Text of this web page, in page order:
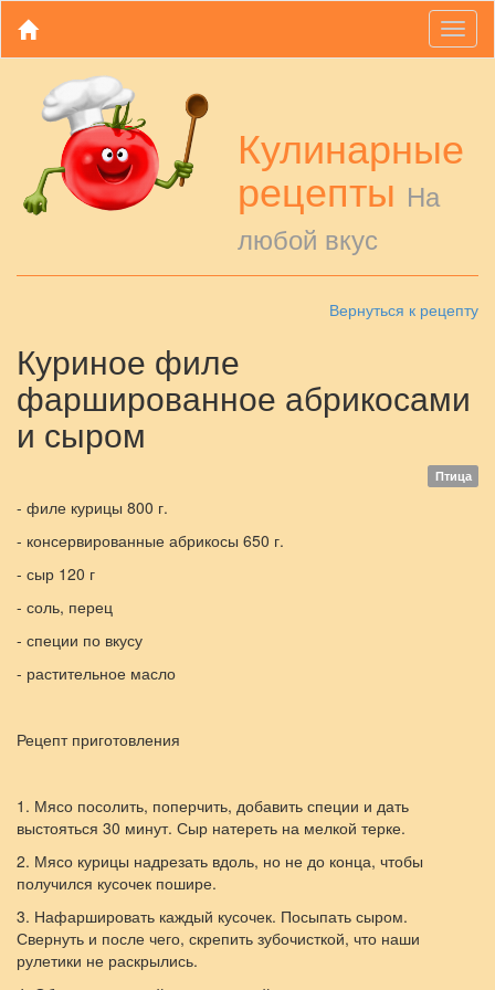
Кулинарные
рецепты На
любой вкус
Вернуться к рецепту
Куриное филе
фаршированное абрикосами
и сыром
Птица
- филе курицы 800 г.
- консервированные абрикосы 650 г.
- сыр 120 г
- соль, перец
- специи по вкусу
- растительное масло
Рецепт приготовления
1. Мясо посолить, поперчить, добавить специи и дать
выстояться 30 минут. Сыр натереть на мелкой терке.
2. Мясо курицы надрезать вдоль, но не до конца, чтобы
получился кусочек пошире.
3. Нафаршировать каждый кусочек. Посыпать сыром.
Свернуть и после чего, скрепить зубочисткой, что наши
рулетики не раскрылись.